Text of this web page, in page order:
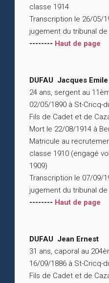
classe 1914
Transcription le 26/05/
jugement du tribunal de
-------- Haut de page
DUFAU Jacques Emile
24 ans, sergent au
02/05/1890 à St-Cricq-
Fils de Cadet et de
Mort le 22/08/1914 à
Matricule au
classe 1910 (engagé
1909)
Transcription le 07/09/
jugement du tribunal
-------- Haut de page
DUFAU Jean Ernest
31 ans, caporal au
16/09/1886 à St-Cricq-
Fils de Cadet et de